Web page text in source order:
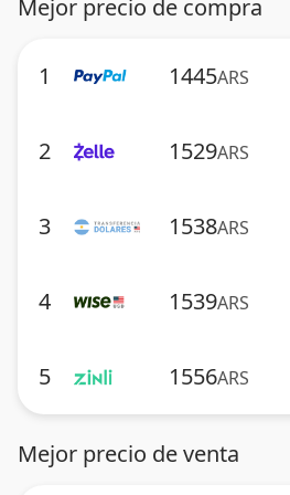
Mejor precio de compra
1 1445ARS
2 1529ARS
3 1538ARS
4 1539ARS
5 1556ARS
Mejor precio de venta